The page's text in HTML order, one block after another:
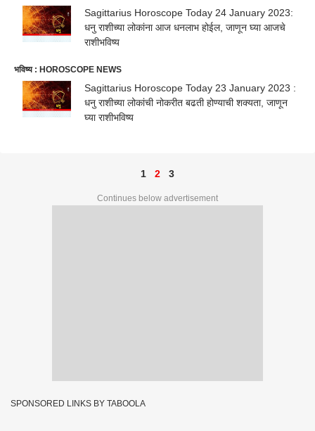
Sagittarius Horoscope Today 24 January 2023:
धनु राशीच्या लोकांना आज धनलाभ होईल, जाणून घ्या आजचे
राशीभविष्य
भविष्य : HOROSCOPE NEWS
Sagittarius Horoscope Today 23 January 2023 :
धनु राशीच्या लोकांची नोकरीत बढती होण्याची शक्यता, जाणून
घ्या राशीभविष्य
1 2 3
Continues below advertisement
SPONSORED LINKS BY TABOOLA